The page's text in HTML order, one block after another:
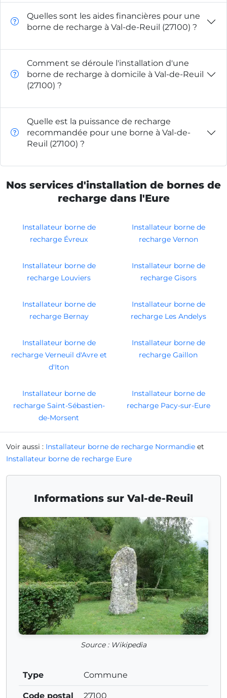
Quelles sont les aides financières pour une
borne de recharge à Val-de-Reuil (27100) ?
Comment se déroule l'installation d'une
borne de recharge à domicile à Val-de-Reuil
(27100) ?
Quelle est la puissance de recharge
recommandée pour une borne à Val-de-
Reuil (27100) ?
Nos services d'installation de bornes de
recharge dans l'Eure
Installateur borne de
recharge Évreux
Installateur borne de
recharge Vernon
Installateur borne de
recharge Louviers
Installateur borne de
recharge Gisors
Installateur borne de
recharge Bernay
Installateur borne de
recharge Les Andelys
Installateur borne de
recharge Verneuil d'Avre et
d'Iton
Installateur borne de
recharge Gaillon
Installateur borne de
recharge Saint-Sébastien-
de-Morsent
Installateur borne de
recharge Pacy-sur-Eure
Voir aussi : Installateur borne de recharge Normandie et
Installateur borne de recharge Eure
Informations sur Val-de-Reuil
Source : Wikipedia
Type Commune
Code postal 27100